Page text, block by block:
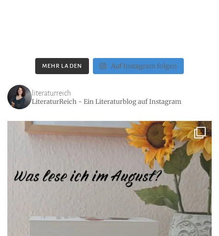
MEHR LADEN Auf Instagram folgen
literaturreich
LiteraturReich - Ein Literaturblog auf Instagram